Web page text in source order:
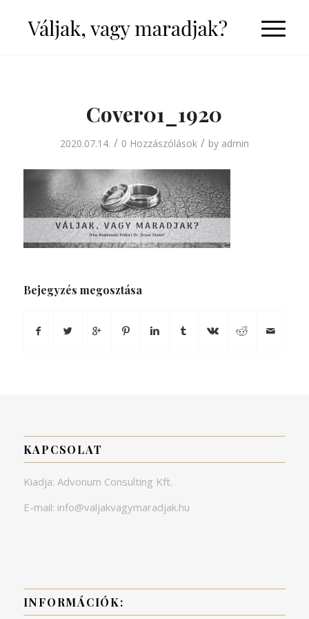
Cover01_1920
2020.07.14. / 0 Hozzászólások / by admin
Bejegyzés megosztása
KAPCSOLAT
Kiadja: Advonum Consulting Kft.
E-mail: info@valjakvagymaradjak.hu
INFORMÁCIÓK: